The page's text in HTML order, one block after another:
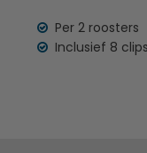
Per 2 roosters
Inclusief 8 clips